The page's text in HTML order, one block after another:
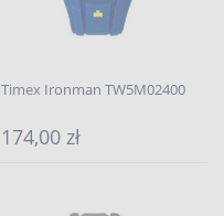
Timex Ironman TW5M02400
174,00 zł